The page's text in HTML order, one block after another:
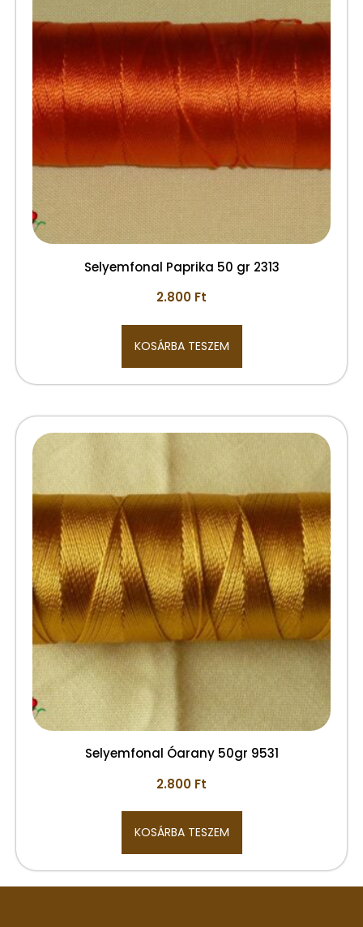
Selyemfonal Paprika 50 gr 2313
2.800 Ft
KOSÁRBA TESZEM
Selyemfonal Óarany 50gr 9531
2.800 Ft
KOSÁRBA TESZEM